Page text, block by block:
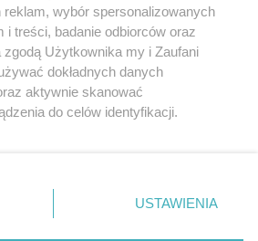
wybór spersonalizowanych
i treści, badanie odbiorców oraz
zgodą Użytkownika my i Zaufani
dokładnych danych
aktywnie skanować
do celów identyfikacji.
przycisk ustawień prywatności
dolnym rogu strony
danych nie wymagają zgody
USTAWIENIA